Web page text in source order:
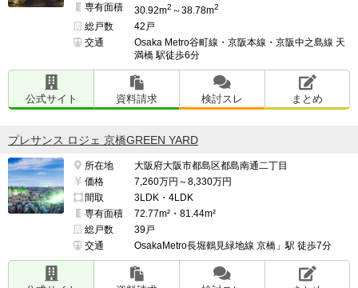
専有面積
30.92m2 ～38.78m2
総戸数
42戸
交通
Osaka Metro谷町線・京阪本線・京阪中之島線 天
満橋 駅徒歩6分
公式サイト 資料請求 検討スレ まとめ
プレサンス ロジェ 京橋GREEN YARD
所在地
大阪府大阪市都島区都島南通二丁目
価格
7,260万円～8,330万円
間取
3LDK・4LDK
専有面積
72.77m²・81.44m²
総戸数
39戸
交通
OsakaMetro長堀鶴見緑地線 京橋」駅 徒歩7分